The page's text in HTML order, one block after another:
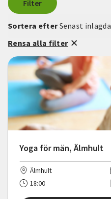
Filter
Sortera efterSenast inlagda
Rensa alla filter
Yoga för män, Älmhult
Älmhult
18:00